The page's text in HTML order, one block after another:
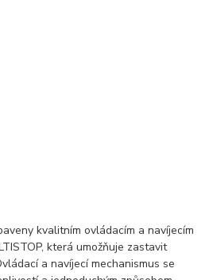
kvalitním ovládacím a navíjecím
která umožňuje zastavit
a navíjecí mechanismus se